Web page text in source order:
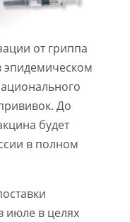
от гриппа
До
будет
в полном
июле в целях